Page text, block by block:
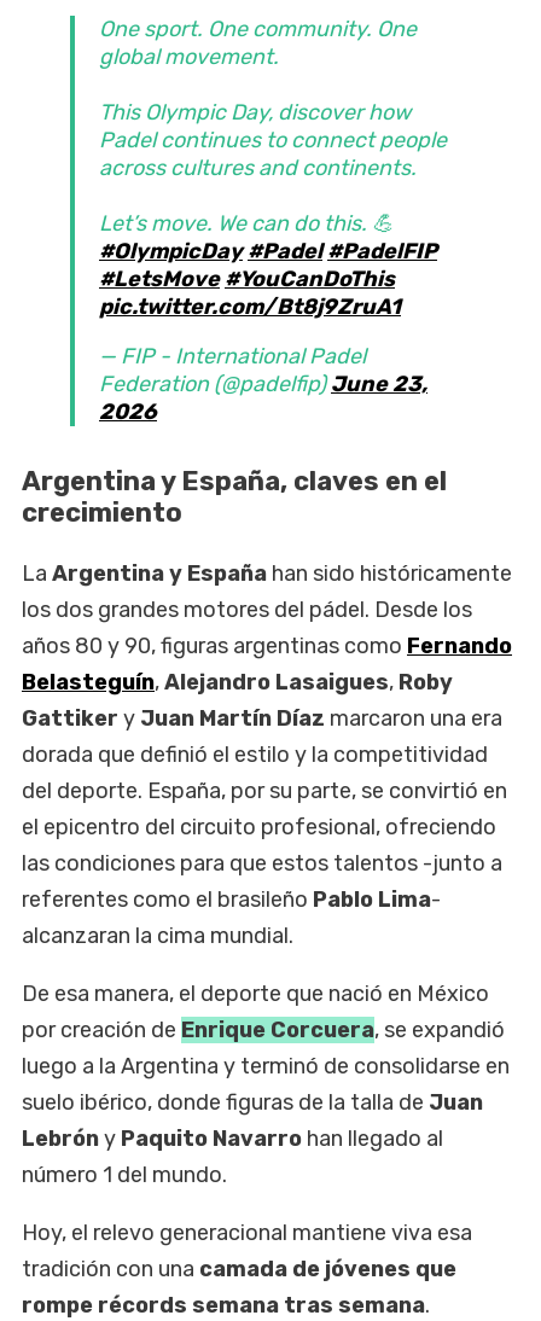
One sport. One community. One
global movement.
This Olympic Day, discover how
Padel continues to connect people
across cultures and continents.
Let’s move. We can do this. 💪
#OlympicDay #Padel #PadelFIP
#LetsMove #YouCanDoThis
pic.twitter.com/Bt8j9ZruA1
— FIP - International Padel
Federation (@padelfip)June 23,
2026
Argentina y España, claves en el
crecimiento
La Argentina y España han sido históricamente
los dos grandes motores del pádel. Desde los
años 80 y 90, figuras argentinas como Fernando
Belasteguín,Alejandro Lasaigues, Roby
Gattiker y Juan Martín Díaz marcaron una era
dorada que definió el estilo y la competitividad
del deporte. España, por su parte, se convirtió en
el epicentro del circuito profesional, ofreciendo
las condiciones para que estos talentos -junto a
referentes como el brasileño Pablo Lima-
alcanzaran la cima mundial.
De esa manera, el deporte que nació en México
por creación de Enrique Corcuera, se expandió
luego a la Argentina y terminó de consolidarse en
suelo ibérico, donde figuras de la talla de Juan
Lebróny Paquito Navarro han llegado al
número 1 del mundo.
Hoy, el relevo generacional mantiene viva esa
tradición con una camada de jóvenes que
rompe récords semana tras semana.